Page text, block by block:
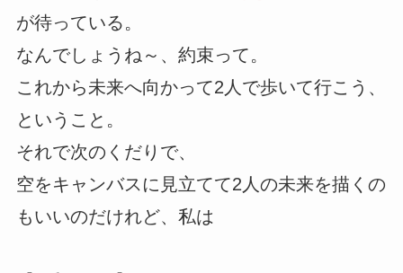
が待っている。
なんでしょうね～、約束って。
これから未来へ向かって2人で歩いて行こう、
ということ。
それで次のくだりで、
空をキャンバスに見立てて2人の未来を描くの
もいいのだけれど、私は